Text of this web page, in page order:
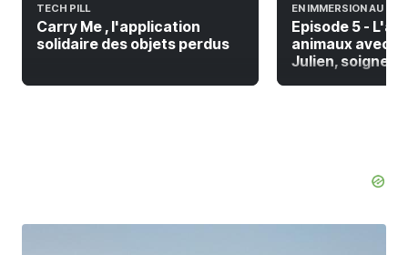
TECH PILL
Carry Me , l'application
solidaire des objets perdus
EN IMMERSION AU PAL
Episode 5 -
animaux avec
Julien,